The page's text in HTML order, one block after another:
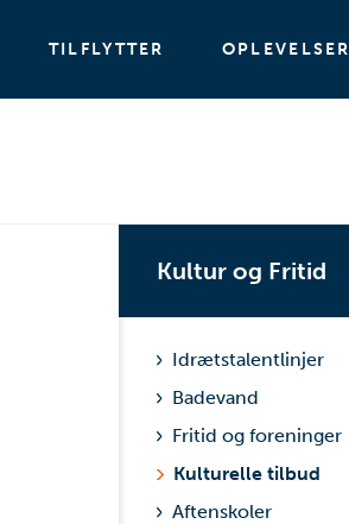
TILFLYTTER OPLEVELSER
Kultur og Fritid
Idrætstalentlinjer
Badevand
Fritid og foreninger
Kulturelle tilbud
Aftenskoler